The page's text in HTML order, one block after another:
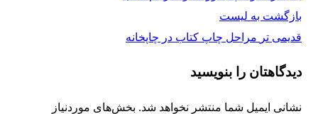
بازگشت به لیست
قدیمی تر مراحل چاپ کتاب در چاپخانه
دیدگاهتان را بنویسید
نشانی ایمیل شما منتشر نخواهد شد. بخش‌های موردنیاز